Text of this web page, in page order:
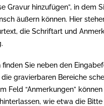
Gravur hinzufügen”, in dem
äußern können. Hier
die Schriftart und
finden Sie neben den
die gravierbaren Bereiche
Feld “Anmerkungen”
wie etwa die